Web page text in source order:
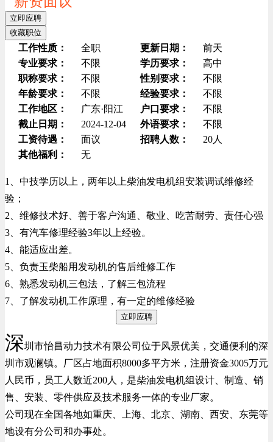
立即应聘
收藏职位
工作性质： 全职 更新日期：
前天
专业要求：
不限 学历要求：
高中
职称要求：
不限 性别要求：
不限
年龄要求：
不限 经验要求：
不限
工作地区：
广东·阳江 户口要求：
不限
截止日期：
2024-12-04 外语要求：
不限
工资待遇：
面议 招聘人数：
20人
其他福利：
无
1、中技学历以上，两年以上柴油发电机组安装调试维修经
验；
2、维修技术好、善于客户沟通、敬业、吃苦耐劳、责任心强
3、有汽车修理经验3年以上经验。
4、能适应出差。
5、负责玉柴船用发动机的售后维修工作
6、熟悉发动机三包法，了解三包流程
7、了解发动机工作原理，有一定的维修经验
立即应聘
深圳市怡昌动力技术有限公司位于风景优美，交通便利的深
圳市观澜镇。厂区占地面积8000多平方米，注册资金3005万元
人民币，员工人数近200人，是柴油发电机组设计、制造、销
售、安装、零件供应及技术服务一体的专业厂家。
公司现在全国各地如重庆、上海、北京、湖南、西安、东莞等
地设有分公司和办事处。